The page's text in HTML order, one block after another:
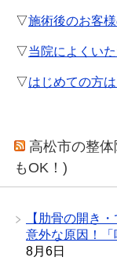
▽施術後のお客
▽当院によくい
▽はじめての方
高松市の整
もOK！)
【肋骨の開き
意外な原因！
8月6日